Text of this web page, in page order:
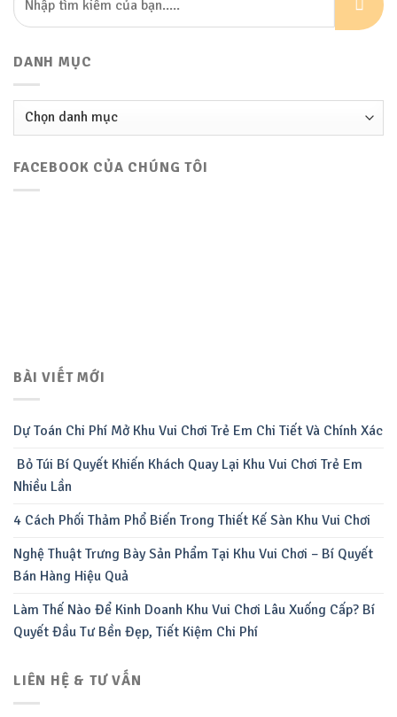
DANH MỤC
Danh
FACEBOOK CỦA CHÚNG TÔI
BÀI VIẾT MỚI
Dự Toán Chi Phí Mở Khu Vui Chơi Trẻ Em Chi Tiết Và Chính Xác
Bỏ Túi Bí Quyết Khiến Khách Quay Lại Khu Vui Chơi Trẻ Em
Nhiều Lần
4 Cách Phối Thảm Phổ Biến Trong Thiết Kế Sàn Khu Vui Chơi
Nghệ Thuật Trưng Bày Sản Phẩm Tại Khu Vui Chơi – Bí Quyết
Bán Hàng Hiệu Quả
Làm Thế Nào Để Kinh Doanh Khu Vui Chơi Lâu Xuống Cấp? Bí
Quyết Đầu Tư Bền Đẹp, Tiết Kiệm Chi Phí
LIÊN HỆ & TƯ VẤN